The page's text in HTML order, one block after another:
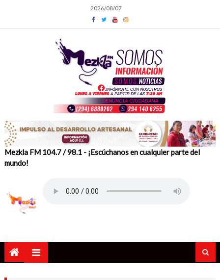
content
2026/08/07
Mezkla FM 104.7 / 98.1 - ¡Escúchanos en cualquier parte del
mundo!